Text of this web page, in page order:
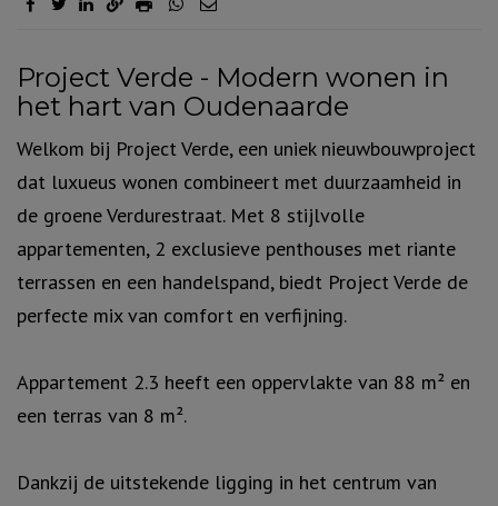
Omschrijving
Project Verde - Modern wonen in
het hart van Oudenaarde
Welkom bij Project Verde, een uniek nieuwbouwproject
dat luxueus wonen combineert met duurzaamheid in
de groene Verdurestraat. Met 8 stijlvolle
appartementen, 2 exclusieve penthouses met riante
terrassen en een handelspand, biedt Project Verde de
perfecte mix van comfort en verfijning.
Appartement 2.3 heeft een oppervlakte van 88 m² en
een terras van 8 m².
Dankzij de uitstekende ligging in het centrum van